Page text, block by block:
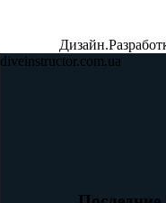
diveinstructor.com.ua